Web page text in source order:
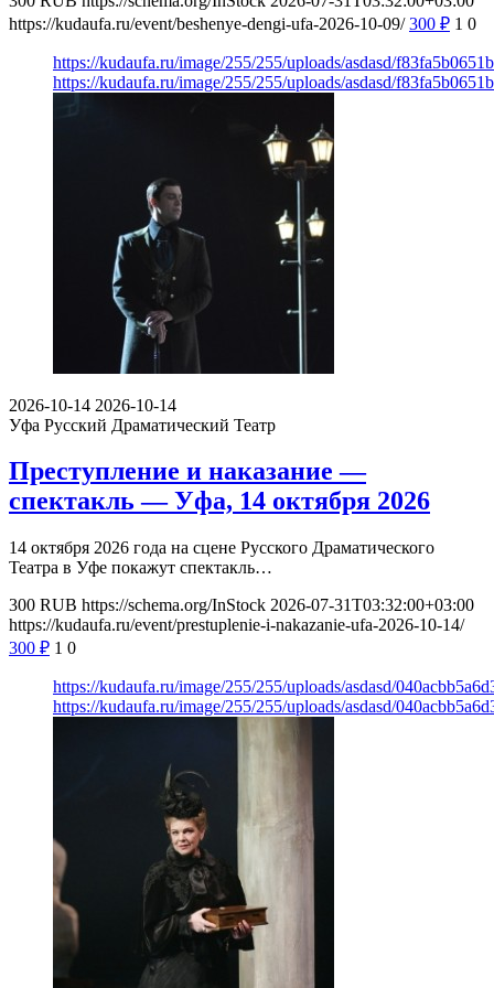
https://kudaufa.ru/event/beshenye-dengi-ufa-2026-10-09/ 300 ₽ 1 0
https://kudaufa.ru/image/255/255/uploads/asdasd/
https://kudaufa.ru/image/255/255/uploads/asdasd/
2026-10-14 2026-10-14
Уфа Русский Драматический Театр
Преступление и наказание —
спектакль — Уфа, 14 октября 2026
14 октября 2026 года на сцене Русского Драматического
Театра в Уфе покажут спектакль…
300 RUB https://schema.org/InStock 2026-07-31T03:32:00+03:00
https://kudaufa.ru/event/prestuplenie-i-nakazanie-ufa-2026-10-14/
300 ₽ 1 0
https://kudaufa.ru/image/255/255/uploads/asdasd/
https://kudaufa.ru/image/255/255/uploads/asdasd/